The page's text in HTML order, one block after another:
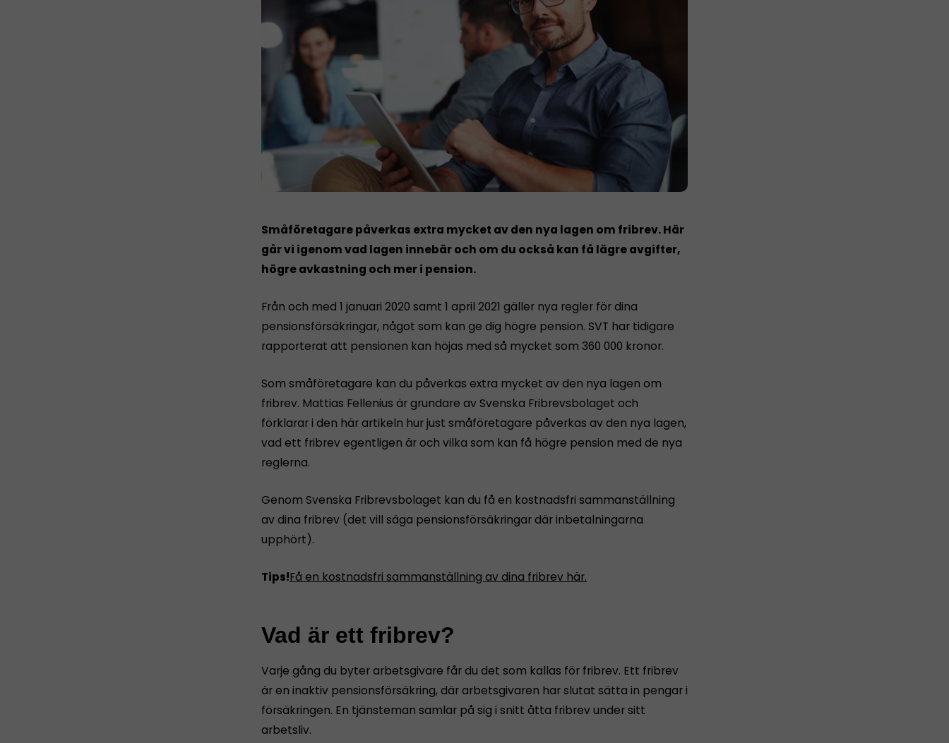
Småföretagare påverkas extra mycket av den nya lagen om fribrev. Här
går vi igenom vad lagen innebär och om du också kan få lägre avgifter,
högre avkastning och mer i pension.
Från och med 1 januari 2020 samt 1 april 2021 gäller nya regler för dina
pensionsförsäkringar, något som kan ge dig högre pension. SVT har tidigare
rapporterat att pensionen kan höjas med så mycket som 360 000 kronor.
Som småföretagare kan du påverkas extra mycket av den nya lagen om
fribrev. Mattias Fellenius är grundare av Svenska Fribrevsbolaget och
förklarar i den här artikeln hur just småföretagare påverkas av den nya lagen,
vad ett fribrev egentligen är och vilka som kan få högre pension med de nya
reglerna.
Genom Svenska Fribrevsbolaget kan du få en kostnadsfri sammanställning
av dina fribrev (det vill säga pensionsförsäkringar där inbetalningarna
upphört).
Tips!Få en kostnadsfri sammanställning av dina fribrev här.
Vad är ett fribrev?
Varje gång du byter arbetsgivare får du det som kallas för fribrev. Ett fribrev
är en inaktiv pensionsförsäkring, där arbetsgivaren har slutat sätta in pengar i
försäkringen. En tjänsteman samlar på sig i snitt åtta fribrev under sitt
arbetsliv.